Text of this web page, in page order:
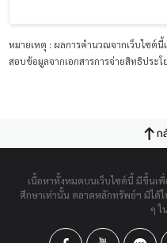
หมายเหตุ : ผลการคำนวณจากเว็บไซต์
สอบข้อมูลจากเอกสารการจ่ายสิทธิประ
ก
เนื้อหาทั้งหมดบนเว็บไซต์นี้ มีขึ้นเ
ศึกษาเท่านั้น ตลาดหลักทรัพย์ฯ มิได้
ๆ ใ